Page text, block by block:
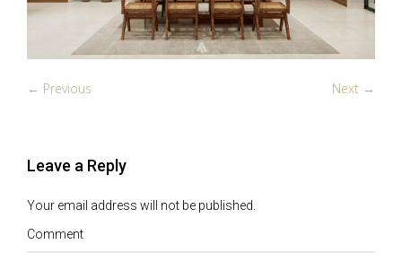
← Previous Next →
Leave a Reply
Your email address will not be published.
Comment